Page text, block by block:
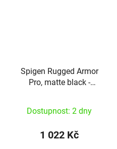
Spigen Rugged Armor
Pro, matte black -
Dostupnost: 2 dny
1 022 Kč